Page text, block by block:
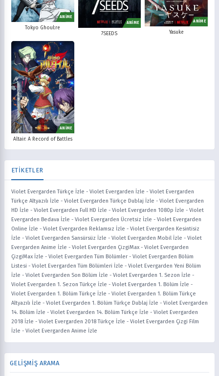
ANİME
Tokyo Ghoul:re
ANİME
7SEEDS
ANİME
Yasuke
ANİME
Altair: A Record of Battles
ETİKETLER
Violet Evergarden Türkçe İzle - Violet Evergarden İzle - Violet Evergarden
Türkçe Altyazılı İzle - Violet Evergarden Türkçe Dublaj İzle - Violet Evergarden
HD İzle - Violet Evergarden Full HD İzle - Violet Evergarden 1080p İzle - Violet
Evergarden Bedava İzle - Violet Evergarden Ücretsiz İzle - Violet Evergarden
Online İzle - Violet Evergarden Reklamsız İzle - Violet Evergarden Kesintisiz
İzle - Violet Evergarden Sansürsüz İzle - Violet Evergarden Mobil İzle - Violet
Evergarden Anime İzle - Violet Evergarden ÇizgiMax - Violet Evergarden
ÇizgiMax İzle - Violet Evergarden Tüm Bölümler - Violet Evergarden Bölüm
Listesi - Violet Evergarden Tüm Bölümleri İzle - Violet Evergarden Yeni Bölüm
İzle - Violet Evergarden Son Bölüm İzle - Violet Evergarden 1. Sezon İzle -
Violet Evergarden 1. Sezon Türkçe İzle - Violet Evergarden 1. Bölüm İzle -
Violet Evergarden 1. Bölüm Türkçe İzle - Violet Evergarden 1. Bölüm Türkçe
Altyazılı İzle - Violet Evergarden 1. Bölüm Türkçe Dublaj İzle - Violet Evergarden
14. Bölüm İzle - Violet Evergarden 14. Bölüm Türkçe İzle - Violet Evergarden
2018 İzle - Violet Evergarden 2018 Türkçe İzle - Violet Evergarden Çizgi Film
İzle - Violet Evergarden Anime İzle
GELİŞMİŞ ARAMA